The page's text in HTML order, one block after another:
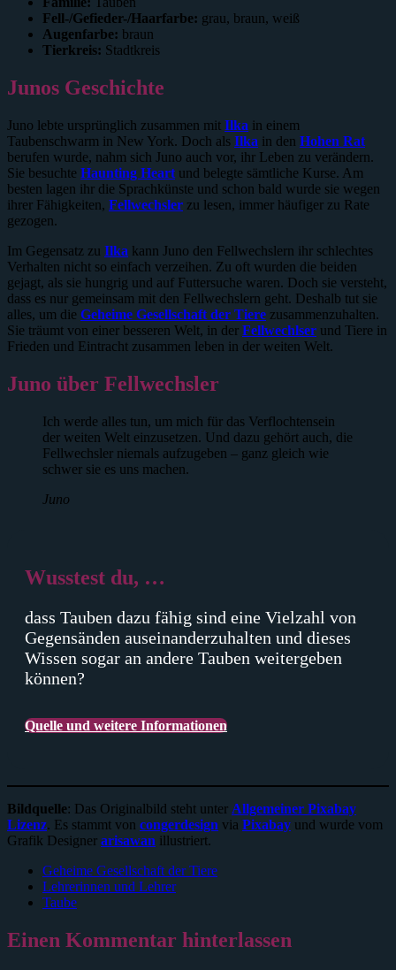
Fell-/Gefieder-/Haarfarbe: grau, braun, weiß
Augenfarbe: braun
Tierkreis: Stadtkreis
Junos Geschichte
Juno lebte ursprünglich zusammen mit Ilka in einem
Taubenschwarm in New York. Doch als Ilka in den Hohen Rat
berufen wurde, nahm sich Juno auch vor, ihr Leben zu verändern.
Sie besuchte Haunting Heart und belegte sämtliche Kurse. Am
besten lagen ihr die Sprachkünste und schon bald wurde sie wegen
ihrer Fähigkeiten, Fellwechsler zu lesen, immer häufiger zu Rate
gezogen.
Im Gegensatz zu Ilka kann Juno den Fellwechslern ihr schlechtes
Verhalten nicht so einfach verzeihen. Zu oft wurden die beiden
gejagt, als sie hungrig und auf Futtersuche waren. Doch sie versteht,
dass es nur gemeinsam mit den Fellwechslern geht. Deshalb tut sie
alles, um die Geheime Gesellschaft der Tiere zusammenzuhalten.
Sie träumt von einer besseren Welt, in der Fellwechlser und Tiere in
Frieden und Eintracht zusammen leben in der weiten Welt.
Juno über Fellwechsler
Ich werde alles tun, um mich für das Verflochtensein
der weiten Welt einzusetzen. Und dazu gehört auch, die
Fellwechsler niemals aufzugeben – ganz gleich wie
schwer sie es uns machen.
Juno
Wusstest du, …
dass Tauben dazu fähig sind eine Vielzahl von
Gegensänden auseinanderzuhalten und dieses
Wissen sogar an andere Tauben weitergeben
können?
Quelle und weitere Informationen
Bildquelle: Das Originalbild steht unter Allgemeiner Pixabay
Lizenz. Es stammt von congerdesign via Pixabay und wurde vom
Grafik Designer arisawan illustriert.
Geheime Gesellschaft der Tiere
Lehrerinnen und Lehrer
Taube
Einen Kommentar hinterlassen